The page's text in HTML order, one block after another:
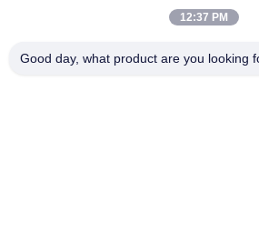
A
Visite D'usine
12:37 PM
Good day, what product are you looking